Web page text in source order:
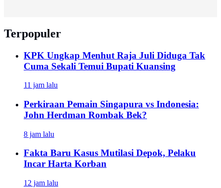
Terpopuler
KPK Ungkap Menhut Raja Juli Diduga Tak
Cuma Sekali Temui Bupati Kuansing
11 jam lalu
Perkiraan Pemain Singapura vs Indonesia:
John Herdman Rombak Bek?
8 jam lalu
Fakta Baru Kasus Mutilasi Depok, Pelaku
Incar Harta Korban
12 jam lalu